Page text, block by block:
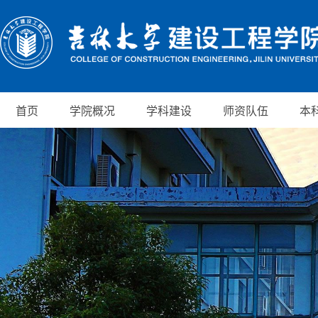
首页 学院概况 学科建设 师资队伍 本